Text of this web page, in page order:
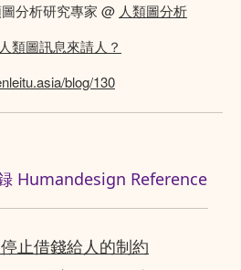
分析研究專家 @ 人類圖分析
類圖訊息來請人？
blog/130
Humandesign Reference
止借錢給人的制約